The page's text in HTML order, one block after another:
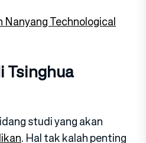
Technological
Tsinghua
studi yang akan
. Hal tak kalah penting